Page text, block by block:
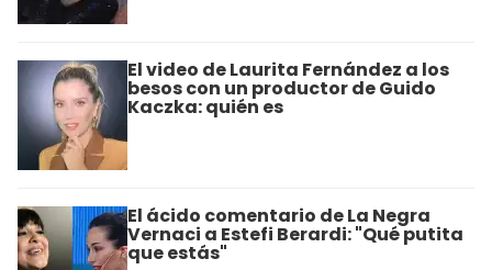
El video de Laurita Fernández a los
besos con un productor de Guido
Kaczka: quién es
El ácido comentario de La Negra
Vernaci a Estefi Berardi: "Qué putita
que estás"